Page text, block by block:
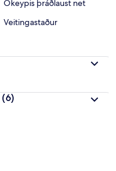
Ókeypis þráðlaust net
Veitingastaður
(6)